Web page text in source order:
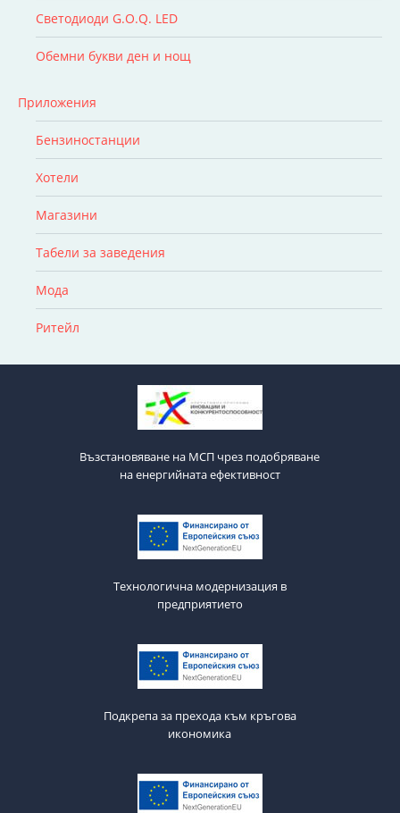
Светодиоди G.O.Q. LED
Обемни букви ден и нощ
Приложения
Бензиностанции
Хотели
Магазини
Табели за заведения
Мода
Ритейл
Възстановяване на МСП чрез подобряване
на енергийната ефективност
Технологична модернизация в
предприятието
Подкрепа за прехода към кръгова
икономика